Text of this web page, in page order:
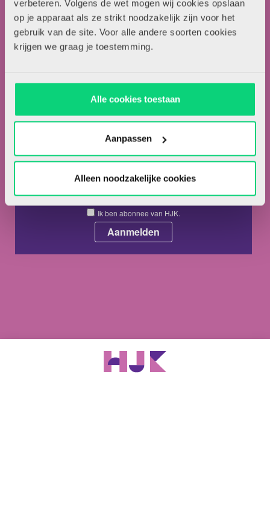
verbeteren. Volgens de wet mogen wij cookies opslaan
op je apparaat als ze strikt noodzakelijk zijn voor het
gebruik van de site. Voor alle andere soorten cookies
krijgen we graag je toestemming.
Alle cookies toestaan
Aanpassen
Alleen noodzakelijke cookies
Nieuwsbrief
Meld je hieronder aan voor de nieuwsbrief van HJK
Ik ga akkoord met de privacyvoorwaarden. *
Ik ben abonnee van HJK.
Over HJK
Artikel insturen
Adverteren in HJK